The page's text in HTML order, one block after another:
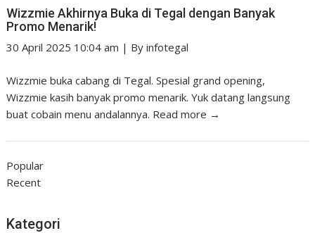
Wizzmie Akhirnya Buka di Tegal dengan Banyak
Promo Menarik!
30 April 2025 10:04 am | Byinfotegal
Wizzmie buka cabang di Tegal. Spesial grand opening,
Wizzmie kasih banyak promo menarik. Yuk datang langsung
buat cobain menu andalannya. Read more →
Popular
Recent
Kategori